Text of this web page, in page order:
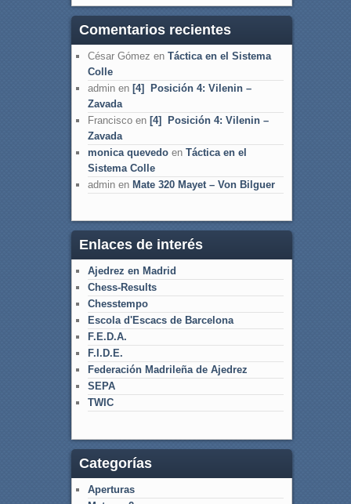
Comentarios recientes
César Gómez en Táctica en el Sistema
Colle
adminen [4] Posición 4: Vilenin –
Zavada
Franciscoen [4] Posición 4: Vilenin –
Zavada
monica quevedoen Táctica en el
Sistema Colle
adminen Mate 320 Mayet – Von Bilguer
Enlaces de interés
Ajedrez en Madrid
Chess-Results
Chesstempo
Escola d'Escacs de Barcelona
F.E.D.A.
F.I.D.E.
Federación Madrileña de Ajedrez
SEPA
TWIC
Categorías
Aperturas